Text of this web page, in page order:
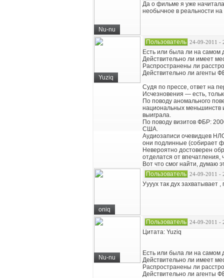
Nu-nu
Да о фильме я уже
необычное в реальности на
Yuziq
Пользователь 24-09-2011 -
Есть или была ли на самом
Действительно ли имеет
Распространены ли
Действительно ли агенты
Судя по прессе, ответ на
Исчезновения — есть,
По поводу аномального
национальных меньшинств
выиграла.
По поводу визитов ФБР:
США.
Аудиозаписи очевидцев
они подлинные (собирает
Невероятно достоверен
отделатся от
Вот что смог найти, думаю
oniq
Пользователь 24-09-2011 -
Уууух так дух захватывает
Nu-nu
Пользователь 24-09-2011 -
Цитата: Yuziq
Есть или была ли на самом
Действительно ли имеет
Распространены ли
Действительно ли агенты